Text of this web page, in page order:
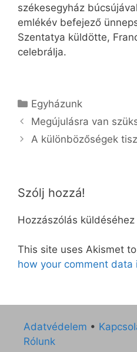
székesegyház
emlékév befejező
Szentatya küldötte,
celebrálja.
Kategória
Egyházunk
Megújulásra van
A különbözőségek
Szólj hozzá!
Hozzászólás küldéséhez
This site uses Akismet
how your comment data
Adatvédelem •
Rólunk